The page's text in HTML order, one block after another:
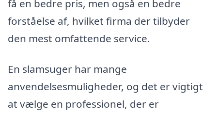
få en bedre pris, men også en bedre
forståelse af, hvilket firma der tilbyder
den mest omfattende service.
En slamsuger har mange
anvendelsesmuligheder, og det er vigtigt
at vælge en professionel, der er